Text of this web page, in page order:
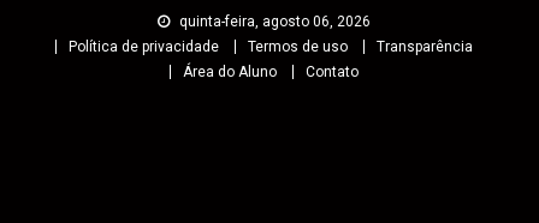
quinta-feira, agosto 06, 2026
Política de privacidade
Termos de uso
Transparência
Área do Aluno
Contato